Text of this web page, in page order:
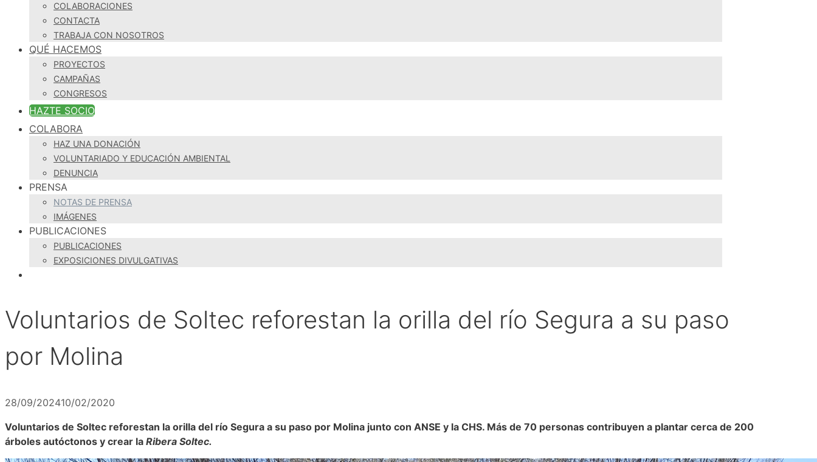
COLABORACIONES
CONTACTA
TRABAJA CON NOSOTROS
QUÉ HACEMOS
PROYECTOS
CAMPAÑAS
CONGRESOS
HAZTE SOCIO
COLABORA
HAZ UNA DONACIÓN
VOLUNTARIADO Y EDUCACIÓN AMBIENTAL
DENUNCIA
PRENSA
NOTAS DE PRENSA
IMÁGENES
PUBLICACIONES
PUBLICACIONES
EXPOSICIONES DIVULGATIVAS
Voluntarios de Soltec reforestan la orilla del río Segura a su paso
por Molina
28/09/202410/02/2020
Voluntarios de Soltec reforestan la orilla del río Segura a su paso por Molina junto con ANSE y la CHS. Más de 70 personas contribuyen a plantar cerca de 200
árboles autóctonos y crear la Ribera Soltec.